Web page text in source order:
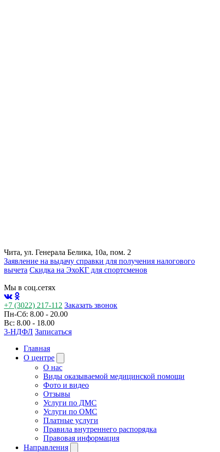
Чита, ул. Генерала Белика, 10а, пом. 2
Заявление на выдачу справки для получения налогового
вычета Cкидка на ЭхоКГ для спортсменов
Мы в соц.сетях
+7 (3022) 217-112 Заказать звонок
Пн-Сб: 8.00 - 20.00
Вс: 8.00 - 18.00
3-НДФЛ Записаться
Главная
О центре
О нас
Виды оказываемой медицинской помощи
Фото и видео
Отзывы
Услуги по ДМС
Услуги по ОМС
Платные услуги
Правила внутреннего распорядка
Правовая информация
Направления